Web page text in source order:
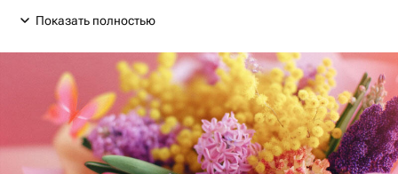
Показать полностью